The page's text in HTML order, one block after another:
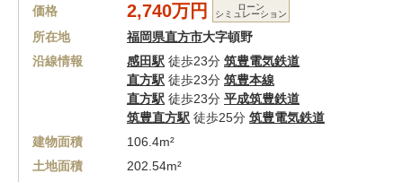
価格 2,740万円 ローン
シミュレーション
所在地 福岡県直方市大字頓野
沿線情報
感田駅 徒歩23分 筑豊電気鉄道
直方駅 徒歩23分 筑豊本線
直方駅 徒歩23分 平成筑豊鉄道
筑豊直方駅 徒歩25分 筑豊電気鉄道
建物面積
106.4m²
土地面積
202.54m²